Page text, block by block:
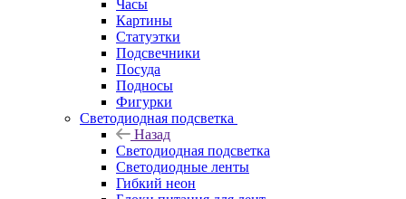
Часы
Картины
Статуэтки
Подсвечники
Посуда
Подносы
Фигурки
Светодиодная подсветка
Назад
Светодиодная подсветка
Светодиодные ленты
Гибкий неон